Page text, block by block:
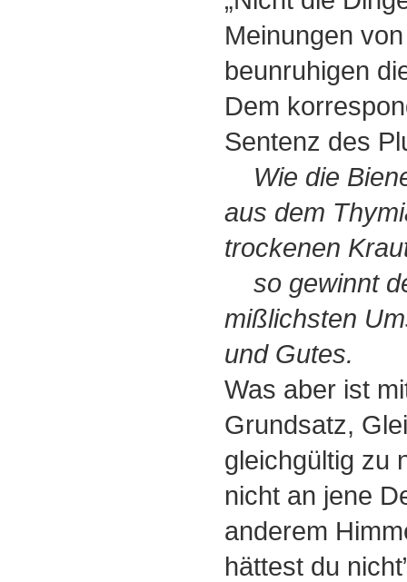
Meinungen
beunruhigen
Dem
Sentenz des
Wie die
aus dem
trockenen
so gewinnt
mißlichsten
und Gutes.
Was aber ist
Grundsatz,
gleichgültig zu
nicht an jene
anderem
hättest du